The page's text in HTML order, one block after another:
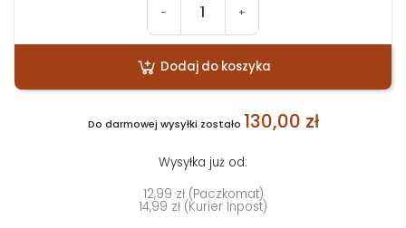
- +
Dodaj do koszyka
Do darmowej wysyłki zostało 130,00 zł
Wysyłka już od:
12,99 zł (Paczkomat)
14,99 zł (Kurier Inpost)